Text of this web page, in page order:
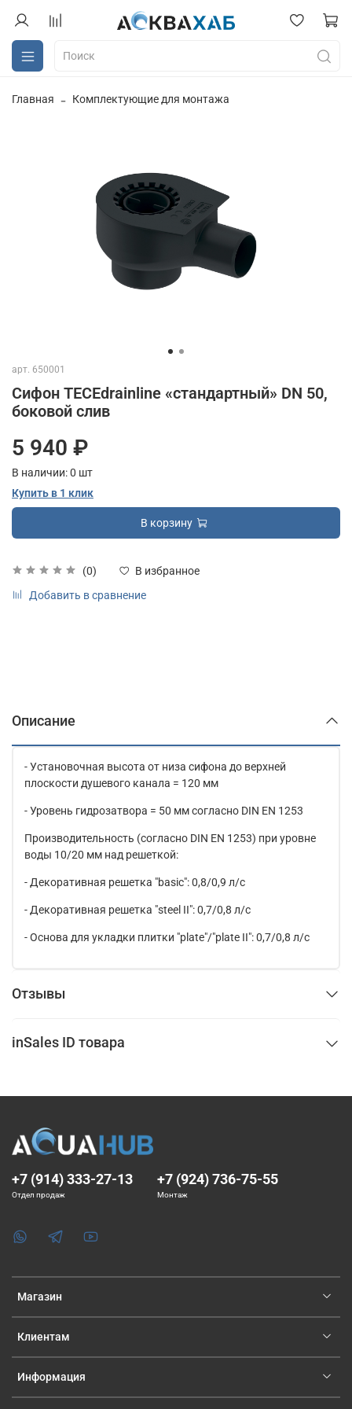
Главная Комплектующие для монтажа
арт. 650001
Сифон TECEdrainline «стандартный» DN 50,
боковой слив
(0)
В избранное
Добавить в сравнение
5 940 ₽
В наличии:0 шт
Купить в 1 клик
В корзину
Описание
- Установочная высота от низа сифона до верхней
плоскости душевого канала = 120 мм
- Уровень гидрозатвора = 50 мм согласно DIN EN 1253
Производительность (согласно DIN EN 1253) при уровне
воды 10/20 мм над решеткой:
- Декоративная решетка "basic": 0,8/0,9 л/с
- Декоративная решетка "steel II": 0,7/0,8 л/с
- Основа для укладки плитки "plate"/"plate II": 0,7/0,8 л/с
Отзывы
inSales ID товара
Магазин
Клиентам
Информация
+7 (914) 333-27-13
Отдел продаж
+7 (924) 736-75-55
Монтаж